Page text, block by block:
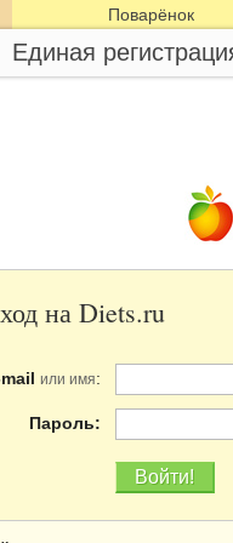
Поварёнок
Единая
на Diets.ru
или имя:
Пароль: